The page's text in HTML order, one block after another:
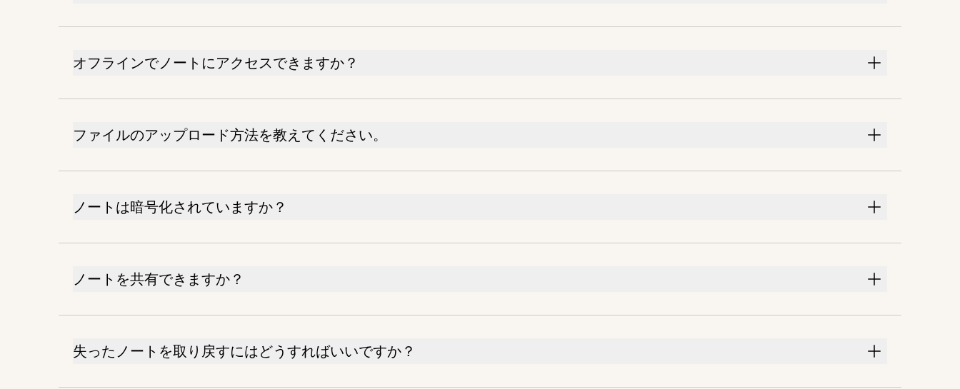
オフラインでノートにアクセスできますか？
ファイルのアップロード方法を教えてください。
ノートは暗号化されていますか？
ノートを共有できますか？
失ったノートを取り戻すにはどうすればいいですか？